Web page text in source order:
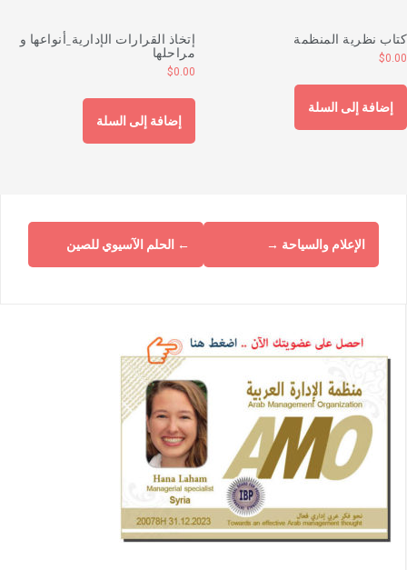
نظرية المنظمة
$
إضافة إلى السلة
إتخاذ القرارات الإدارية_أنواعها و
مراحلها
$0.00
إضافة إلى السلة
← الحلم الآسيوي للصين الإعلام والسياحة →